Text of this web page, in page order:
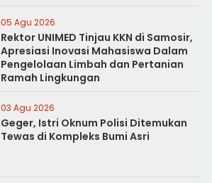
05 Agu 2026
Rektor UNIMED Tinjau KKN di Samosir,
Apresiasi Inovasi Mahasiswa Dalam
Pengelolaan Limbah dan Pertanian
Ramah Lingkungan
03 Agu 2026
Geger, Istri Oknum Polisi Ditemukan
Tewas di Kompleks Bumi Asri